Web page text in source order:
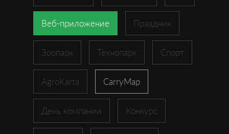
Веб-приложение Праздник
Зоопарк Технопарк Спорт
AgroKarta CarryMap
День компании Конкурс